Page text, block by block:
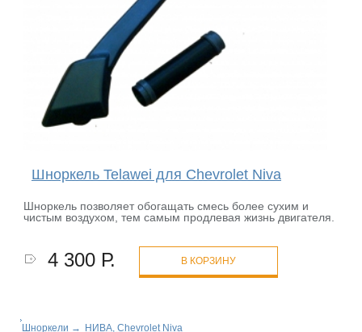
Шноркель Telawei для Chevrolet Niva
Шноркель позволяет обогащать смесь более сухим и
чистым воздухом, тем самым продлевая жизнь двигателя.
4 300 Р. В КОРЗИНУ
Шноркели → НИВА, Chevrolet Niva